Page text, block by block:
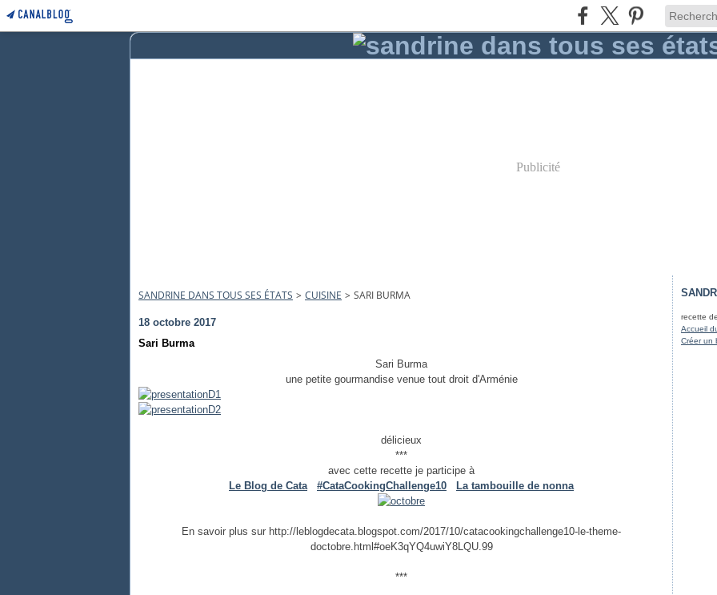
Publicité
SANDRINE DANS TOUS SES ÉTATS > CUISINE > SARI BURMA
18 octobre 2017
Sari Burma
Sari Burma
une petite gourmandise venue tout droit d'Arménie
délicieux
***
avec cette recette je participe à
Le Blog de Cata
#CataCookingChallenge10 La tambouille de nonna
En savoir plus sur http://leblogdecata.blogspot.com/2017/10/catacookingchallenge10-le-theme-
doctobre.html#oeK3qYQ4uwiY8LQU.99
***
recette
Accueil
Créer un